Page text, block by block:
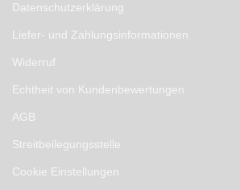
Datenschutzerklärung
Liefer- und Zahlungsinformationen
Widerruf
Echtheit von Kundenbewertungen
AGB
Streitbeilegungsstelle
Cookie Einstellungen